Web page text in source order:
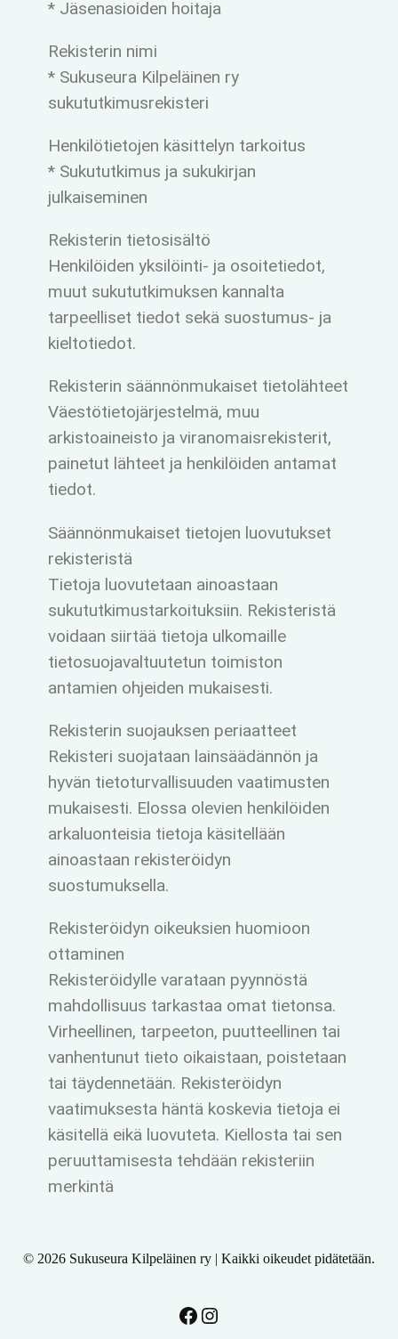
* Jäsenasioiden hoitaja
Rekisterin nimi
* Sukuseura Kilpeläinen ry
sukututkimusrekisteri
Henkilötietojen käsittelyn tarkoitus
* Sukututkimus ja sukukirjan
julkaiseminen
Rekisterin tietosisältö
Henkilöiden yksilöinti- ja osoitetiedot,
muut sukututkimuksen kannalta
tarpeelliset tiedot sekä suostumus- ja
kieltotiedot.
Rekisterin säännönmukaiset tietolähteet
Väestötietojärjestelmä, muu
arkistoaineisto ja viranomaisrekisterit,
painetut lähteet ja henkilöiden antamat
tiedot.
Säännönmukaiset tietojen luovutukset
rekisteristä
Tietoja luovutetaan ainoastaan
sukututkimustarkoituksiin. Rekisteristä
voidaan siirtää tietoja ulkomaille
tietosuojavaltuutetun toimiston
antamien ohjeiden mukaisesti.
Rekisterin suojauksen periaatteet
Rekisteri suojataan lainsäädännön ja
hyvän tietoturvallisuuden vaatimusten
mukaisesti. Elossa olevien henkilöiden
arkaluonteisia tietoja käsitellään
ainoastaan rekisteröidyn
suostumuksella.
Rekisteröidyn oikeuksien huomioon
ottaminen
Rekisteröidylle varataan pyynnöstä
mahdollisuus tarkastaa omat tietonsa.
Virheellinen, tarpeeton, puutteellinen tai
vanhentunut tieto oikaistaan, poistetaan
tai täydennetään. Rekisteröidyn
vaatimuksesta häntä koskevia tietoja ei
käsitellä eikä luovuteta. Kiellosta tai sen
peruuttamisesta tehdään rekisteriin
merkintä
© 2026 Sukuseura Kilpeläinen ry | Kaikki oikeudet pidätetään.